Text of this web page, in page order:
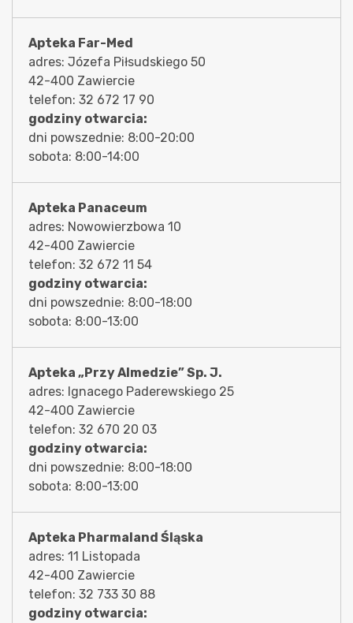
Apteka Far-Med
adres: Józefa Piłsudskiego 50
42-400 Zawiercie
telefon: 32 672 17 90
godziny otwarcia:
dni powszednie: 8:00-20:00
sobota: 8:00-14:00
Apteka Panaceum
adres: Nowowierzbowa 10
42-400 Zawiercie
telefon: 32 672 11 54
godziny otwarcia:
dni powszednie: 8:00-18:00
sobota: 8:00-13:00
Apteka „Przy Almedzie” Sp. J.
adres: Ignacego Paderewskiego 25
42-400 Zawiercie
telefon: 32 670 20 03
godziny otwarcia:
dni powszednie: 8:00-18:00
sobota: 8:00-13:00
Apteka Pharmaland Śląska
adres: 11 Listopada
42-400 Zawiercie
telefon: 32 733 30 88
godziny otwarcia: